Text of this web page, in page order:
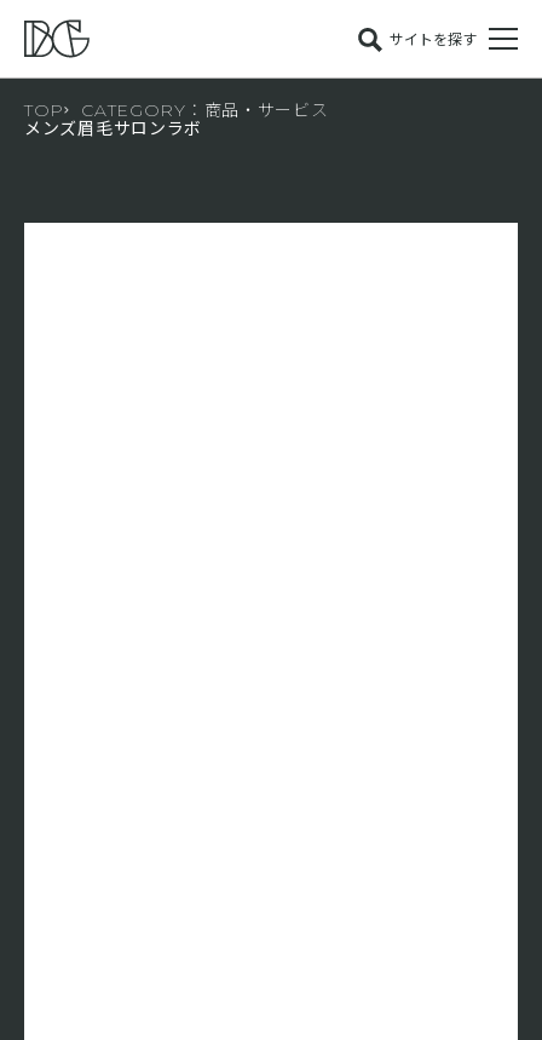
サイトを探す
TOP CATEGORY：商品・サービス
メンズ眉毛サロンラボ